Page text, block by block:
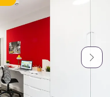
Deutsch
French